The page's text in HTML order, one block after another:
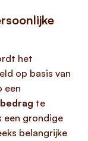
het
op basis van
een
te
een grondige
belangrijke